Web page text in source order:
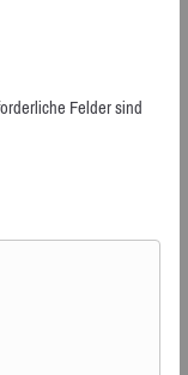
Felder sind